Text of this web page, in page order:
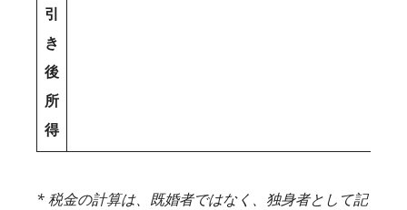
引
き
後
所
得
* 税金の計算は、既婚者ではなく、独身者として記